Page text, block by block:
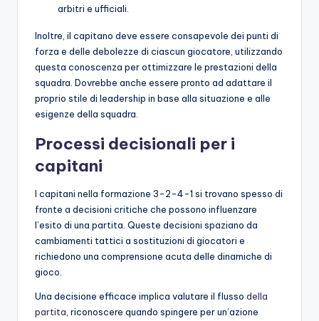
arbitri e ufficiali.
Inoltre, il capitano deve essere consapevole dei punti di
forza e delle debolezze di ciascun giocatore, utilizzando
questa conoscenza per ottimizzare le prestazioni della
squadra. Dovrebbe anche essere pronto ad adattare il
proprio stile di leadership in base alla situazione e alle
esigenze della squadra.
Processi decisionali per i
capitani
I capitani nella formazione 3-2-4-1 si trovano spesso di
fronte a decisioni critiche che possono influenzare
l’esito di una partita. Queste decisioni spaziano da
cambiamenti tattici a sostituzioni di giocatori e
richiedono una comprensione acuta delle dinamiche di
gioco.
Una decisione efficace implica valutare il flusso della
partita, riconoscere quando spingere per un’azione